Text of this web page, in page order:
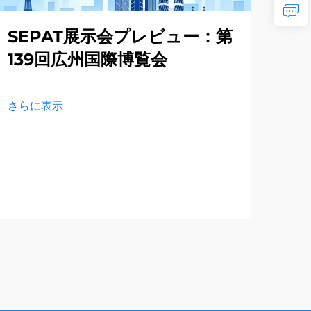
SEPAT展示会プレビュー：第
139回広州国際博覧会
さらに表示